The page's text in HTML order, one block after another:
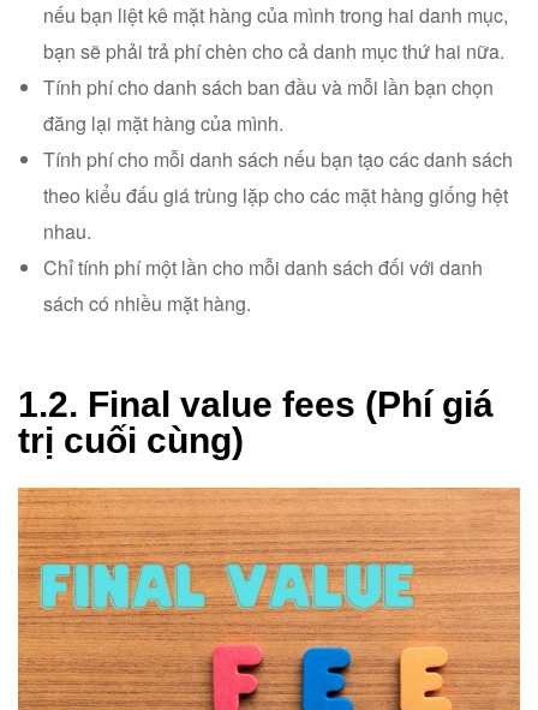
nếu bạn liệt kê mặt hàng của mình trong hai danh mục,
bạn sẽ phải trả phí chèn cho cả danh mục thứ hai nữa.
Tính phí cho danh sách ban đầu và mỗi lần bạn chọn
đăng lại mặt hàng của mình.
Tính phí cho mỗi danh sách nếu bạn tạo các danh sách
theo kiểu đấu giá trùng lặp cho các mặt hàng giống hệt
nhau.
Chỉ tính phí một lần cho mỗi danh sách đối với danh
sách có nhiều mặt hàng.
1.2. Final value fees (Phí giá
trị cuối cùng)